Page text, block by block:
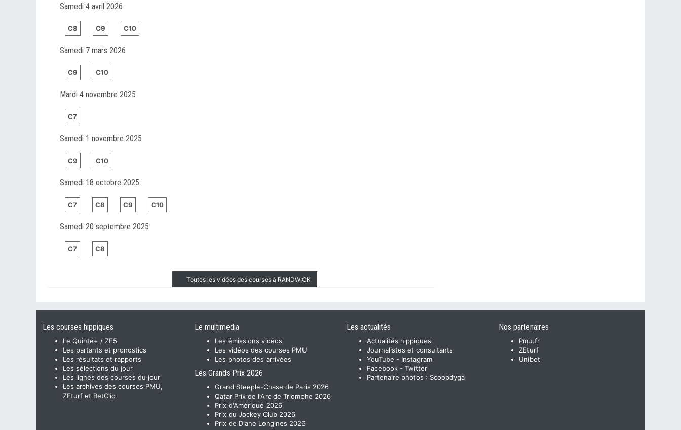
Samedi 4 avril 2026
C8 C9 C10
Samedi 7 mars 2026
C9 C10
Mardi 4 novembre 2025
C7
Samedi 1 novembre 2025
C9 C10
Samedi 18 octobre 2025
C7 C8 C9 C10
Samedi 20 septembre 2025
C7 C8
Toutes les vidéos des courses à RANDWICK
Les courses hippiques
Le Quinté+ / ZE5
Les partants et pronostics
Les résultats et rapports
Les sélections du jour
Les lignes des courses du jour
Les archives des courses PMU,
ZEturf et BetClic
Le multimedia
Les émissions vidéos
Les vidéos des courses PMU
Les photos des arrivées
Les Grands Prix 2026
Grand Steeple-Chase de Paris 2026
Qatar Prix de l'Arc de Triomphe 2026
Prix d'Amérique 2026
Prix du Jockey Club 2026
Prix de Diane Longines 2026
Les actualités
Actualités hippiques
Journalistes et consultants
YouTube - Instagram
Facebook - Twitter
Partenaire photos : Scoopdyga
Nos partenaires
Pmu.fr
ZEturf
Unibet